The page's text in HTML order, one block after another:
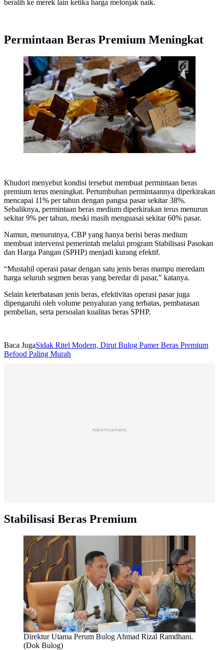
beralih ke merek lain ketika harga melonjak naik.
Permintaan Beras Premium Meningkat
Pedagang melihat beras dagangannya di Pasar Induk
Cipinang, Jakarta. (Liputan6.com/Angga Yuniar)
Khudori menyebut kondisi tersebut membuat permintaan beras
premium terus meningkat. Pertumbuhan permintaannya diperkirakan
mencapai 11% per tahun dengan pangsa pasar sekitar 38%.
Sebaliknya, permintaan beras medium diperkirakan terus menurun
sekitar 9% per tahun, meski masih menguasai sekitar 60% pasar.
Namun, menurutnya, CBP yang hanya berisi beras medium
membuat intervensi pemerintah melalui program Stabilisasi Pasokan
dan Harga Pangan (SPHP) menjadi kurang efektif.
“Mustahil operasi pasar dengan satu jenis beras mampu meredam
harga seluruh segmen beras yang beredar di pasar,” katanya.
Selain keterbatasan jenis beras, efektivitas operasi pasar juga
dipengaruhi oleh volume penyaluran yang terbatas, pembatasan
pembelian, serta persoalan kualitas beras SPHP.
Baca JugaSidak Ritel Modern, Dirut Bulog Pamer Beras Premium
Befood Paling Murah
Advertisement
Stabilisasi Beras Premium
Direktur Utama Perum Bulog Ahmad Rizal Ramdhani.
(Dok Bulog)